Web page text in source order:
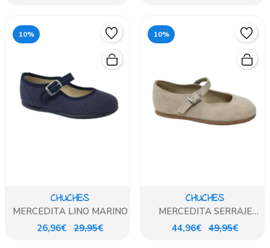
10%
CHUCHES
MERCEDITA LINO MARINO
26,96€ 29,95€
10%
CHUCHES
MERCEDITA SERRAJE
CRUDO
44,96€ 49,95€